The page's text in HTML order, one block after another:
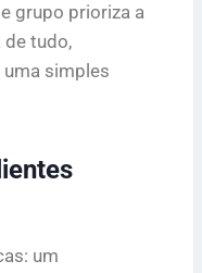
grupo prioriza a
de tudo,
simples
um